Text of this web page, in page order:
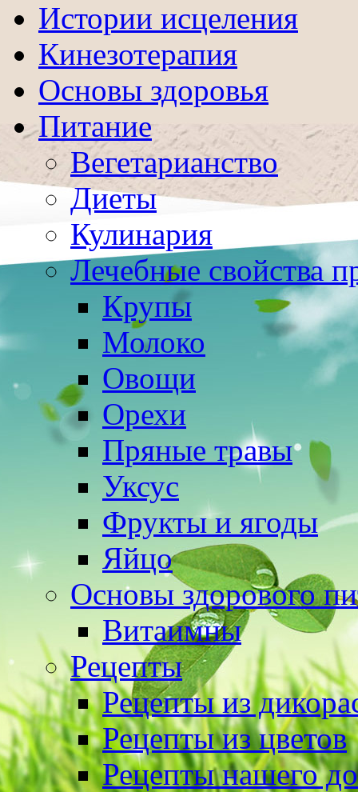
Истории исцеления
Кинезотерапия
Основы здоровья
Питание
Вегетарианство
Диеты
Кулинария
Лечебные свойства
Крупы
Молоко
Овощи
Орехи
Пряные травы
Уксус
Фрукты и ягоды
Яйцо
Основы здорового
Витаимны
Рецепты
Рецепты из
Рецепты из цветов
Рецепты нашего